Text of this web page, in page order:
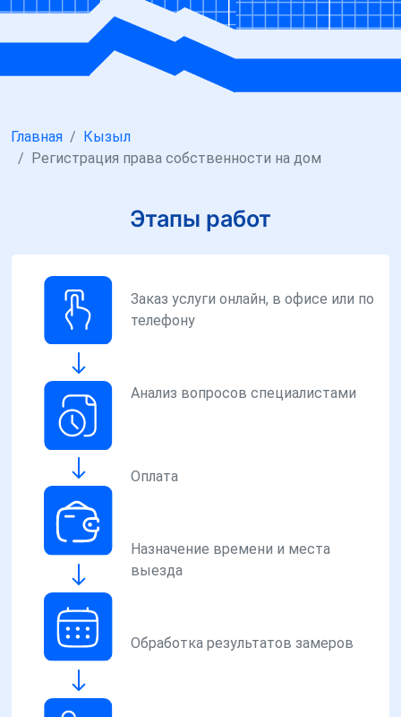
Главная
Кызыл
Регистрация права собственности на дом
Этапы работ
Заказ услуги онлайн, в офисе или по
телефону
Анализ вопросов специалистами
Оплата
Назначение времени и места
выезда
Обработка результатов замеров